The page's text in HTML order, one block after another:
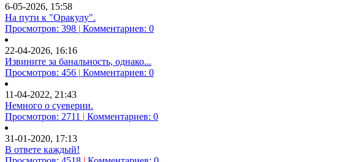
6-05-2026, 15:58
На пути к "Оракулу".
Просмотров: 398 | Комментариев: 0
22-04-2026, 16:16
Извините за банальность, однако...
Просмотров: 456 | Комментариев: 0
11-04-2022, 21:43
Немного о суеверии.
Просмотров: 2711 | Комментариев: 0
31-01-2020, 17:13
В ответе каждый!